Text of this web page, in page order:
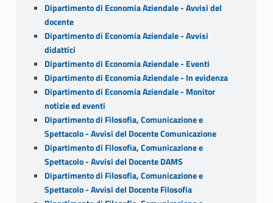
Dipartimento di Economia Aziendale - Avvisi del
docente
Dipartimento di Economia Aziendale - Avvisi
didattici
Dipartimento di Economia Aziendale - Eventi
Dipartimento di Economia Aziendale - In evidenza
Dipartimento di Economia Aziendale - Monitor
notizie ed eventi
Dipartimento di Filosofia, Comunicazione e
Spettacolo - Avvisi del Docente Comunicazione
Dipartimento di Filosofia, Comunicazione e
Spettacolo - Avvisi del Docente DAMS
Dipartimento di Filosofia, Comunicazione e
Spettacolo - Avvisi del Docente Filosofia